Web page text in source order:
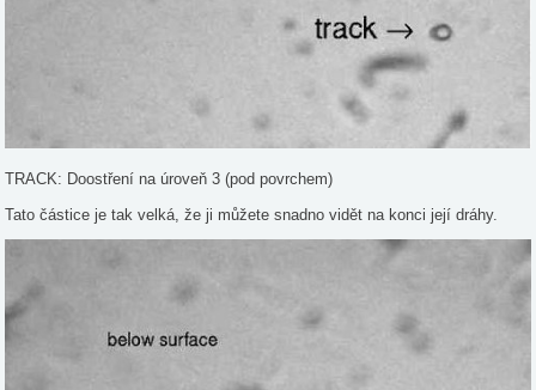
TRACK: Doostření na úroveň 3 (pod povrchem)
Tato částice je tak velká, že ji můžete snadno vidět na konci její dráhy.